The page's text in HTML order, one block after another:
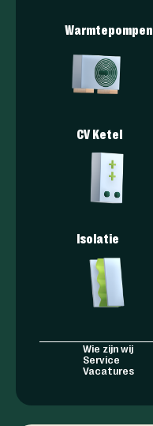
Warmtepompen
CV Ketel
Isolatie
Wie zijn wij
Service
Vacatures